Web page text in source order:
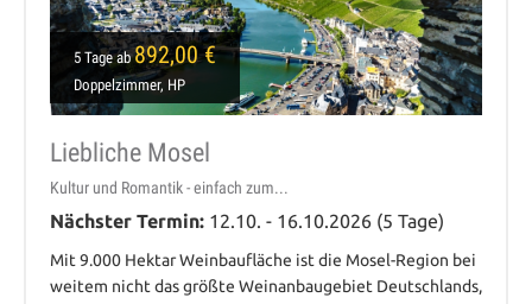
5 Tage ab892,00 €
Doppelzimmer, HP
Liebliche Mosel
Kultur und Romantik - einfach zum...
Nächster Termin: 12.10. - 16.10.2026 (5 Tage)
Mit 9.000 Hektar Weinbaufläche ist die Mosel-Region bei
weitem nicht das größte Weinanbaugebiet Deutschlands,